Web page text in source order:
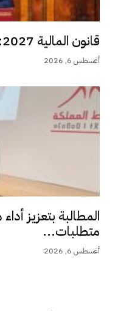
قانون المالية 2027: أخنوش يبقي على دعم...
أغسطس 6, 2026
المطالبة بتعزيز
متطلبات...
أغسطس 6, 2026